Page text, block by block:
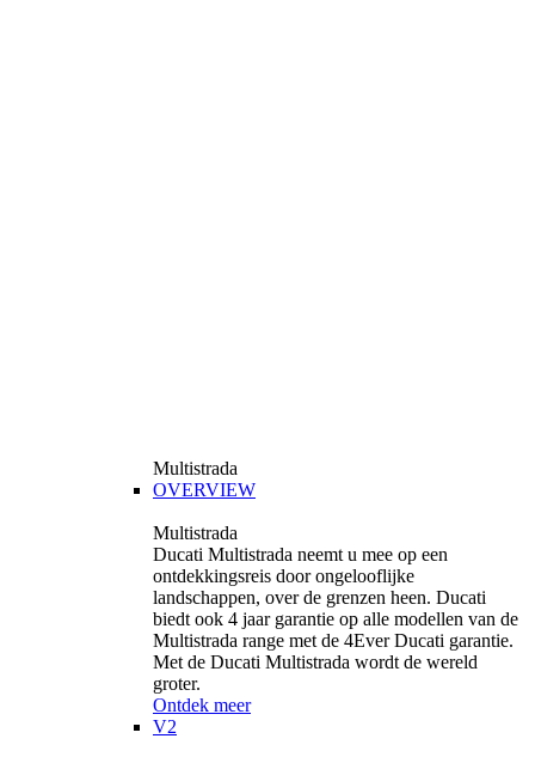
Multistrada
OVERVIEW
Multistrada
Ducati Multistrada neemt u mee op een
ontdekkingsreis door ongelooflijke
landschappen, over de grenzen heen. Ducati
biedt ook 4 jaar garantie op alle modellen van de
Multistrada range met de 4Ever Ducati garantie.
Met de Ducati Multistrada wordt de wereld
groter.
Ontdek meer
V2